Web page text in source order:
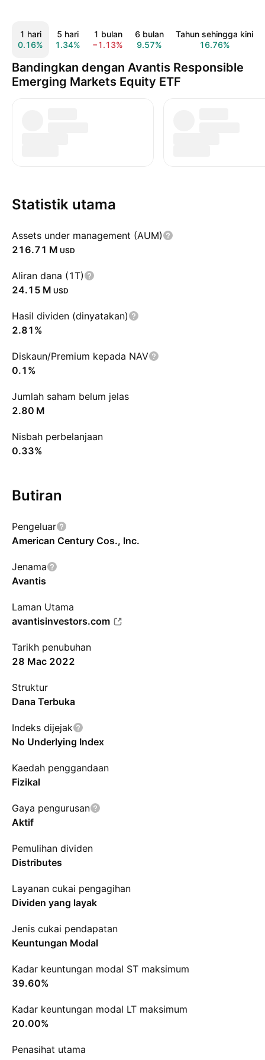
1 hari
0.16%
5 hari
1.34%
1 bulan
−1.13%
6 bulan
9.57%
Tahun sehingga kini
16.76%
Bandingkan dengan Avantis Responsible
Emerging Markets Equity ETF
Statistik utama
Assets under management (AUM)
‪216.71 M‬ USD
Aliran dana (1T)
‪24.15 M‬ USD
Hasil dividen (dinyatakan)
2.81%
Diskaun/Premium kepada NAV
0.1%
Jumlah saham belum jelas
‪2.80 M‬
Nisbah perbelanjaan
0.33%
Butiran
Pengeluar
American Century Cos., Inc.
Jenama
Avantis
Laman Utama
avantisinvestors.com
Tarikh penubuhan
28 Mac 2022
Struktur
Dana Terbuka
Indeks dijejak
No Underlying Index
Kaedah penggandaan
Fizikal
Gaya pengurusan
Aktif
Pemulihan dividen
Distributes
Layanan cukai pengagihan
Dividen yang layak
Jenis cukai pendapatan
Keuntungan Modal
Kadar keuntungan modal ST maksimum
39.60%
Kadar keuntungan modal LT maksimum
20.00%
Penasihat utama